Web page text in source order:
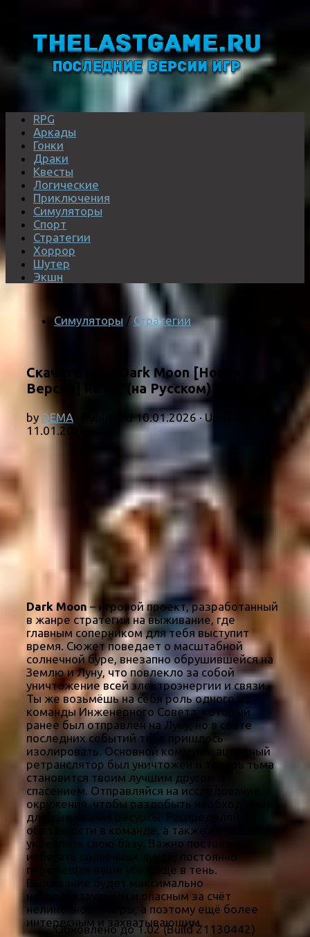
RPG
Аркады
Гонки
Драки
Квесты
Логические
Приключения
Симуляторы
Спорт
Стратегии
Хоррор
Шутер
Экшн
Симуляторы / Стратегии
Скачать игру Dark Moon [Новая
Версия] на ПК (на Русском)
by DEMA · Published10.01.2026· Updated
11.01.2026
Dark Moon – игровой проект, разработанный
в жанре стратегии на выживание, где
главным соперником для тебя выступит
время. Сюжет поведает о масштабной
солнечной буре, внезапно обрушившейся на
Землю и Луну, что повлекло за собой
уничтожение всей электроэнергии и связи.
Ты же возьмёшь на себя роль одного из
команды Инженерного Совета, который
ранее был отправлен на Луну, но в свете
последних событий тебя пришлось
изолировать. Основной коммуникационный
ретранслятор был уничтожен и теперь тьма
становится твоим лучшим другом и
спасением. Отправляйся на исследование
окружения, чтобы раздобыть необходимые
для выживания ресурсы. Распределяй
обязанности в команде, а также не забывай
укреплять свою базу. Важно постоянно
избегать солнечных лучей, постоянно
перемещая ваше убежище в тень.
Выживание будет максимально
непредсказуемым и опасным за счёт
нелинейности игры, а поэтому ещё более
интересным и захватывающим.
Обновлено до 1.02 (Build 21130442)